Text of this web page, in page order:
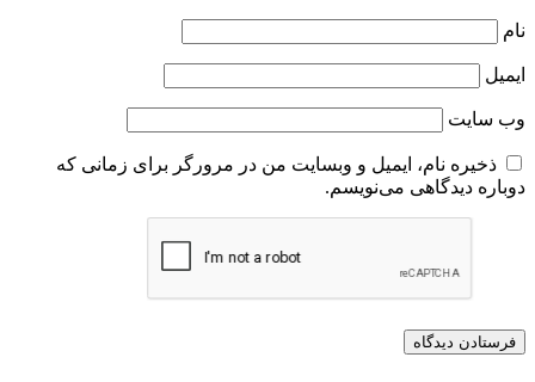
نام
ایمیل
وب‌ سایت
ذخیره نام، ایمیل و وبسایت من در مرورگر برای زمانی که
دوباره دیدگاهی می‌نویسم.